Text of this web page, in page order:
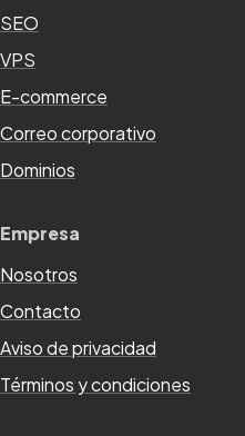
SEO
VPS
E-commerce
Correo corporativo
Dominios
Empresa
Nosotros
Contacto
Aviso de privacidad
Términos y condiciones